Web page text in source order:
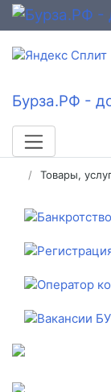
Бурза.РФ -
Товары,